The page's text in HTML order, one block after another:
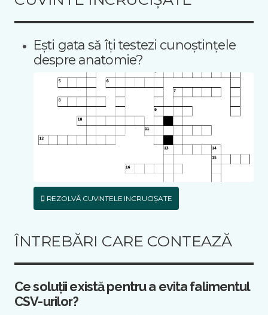
Ești gata să îți testezi cunoștințele
despre anatomie?
REZOLVĂ CUVINTELE INCRUCIȘATE
ÎNTREBĂRI CARE CONTEAZĂ
Ce soluții există pentru a evita falimentul
CSV-urilor?